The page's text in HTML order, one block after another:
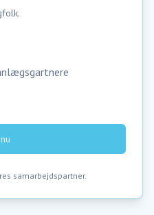
samarbejdspartner.